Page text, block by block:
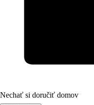
Nechať si doručiť domov